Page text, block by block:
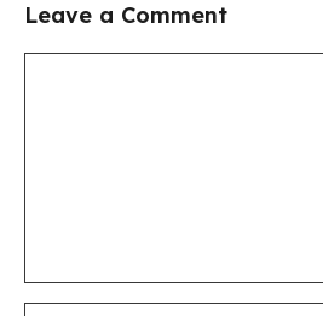
Leave a Comment